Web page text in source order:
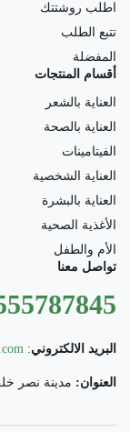
اطلب روشتتك
تتبع الطلب
المفضلة
أقسام المنتجات
العناية بالشعر
العناية بالصحة
الفيتامينات
العناية الشخصية
العناية بالبشرة
الأغذية الصحية
الأم والطفل
تواصل معنا
البريد الالكتروني:
العنوان: مدينة نصر